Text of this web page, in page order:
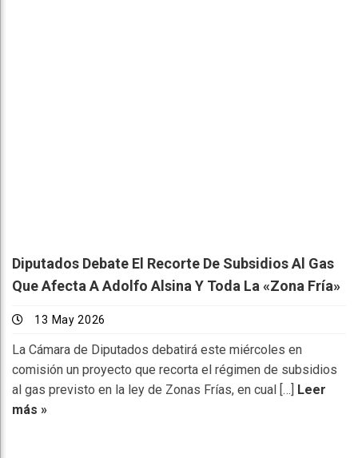
Diputados Debate El Recorte De Subsidios Al Gas
Que Afecta A Adolfo Alsina Y Toda La «Zona Fría»
13 May 2026
La Cámara de Diputados debatirá este miércoles en
comisión un proyecto que recorta el régimen de subsidios
al gas previsto en la ley de Zonas Frías, en cual […] Leer
más »